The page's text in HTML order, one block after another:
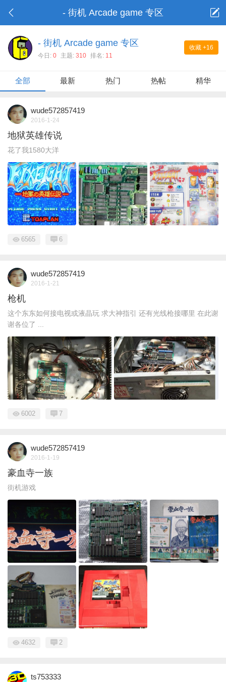
- 街机 Arcade game 专区
收藏 +16
- 街机 Arcade game 专区
今日: 0 主题: 310 排名: 11
全部 最新 热门 热帖 精华
wude572857419
2016-1-24
地狱英雄传说
花了我1580大洋
6565 6
wude572857419
2016-1-21
枪机
这个东东如何接电视或液晶玩 求大神指引 还有光线枪接哪里 在此谢
谢各位了 ...
6002 7
wude572857419
2016-1-19
豪血寺一族
街机游戏
4632 2
ts753333